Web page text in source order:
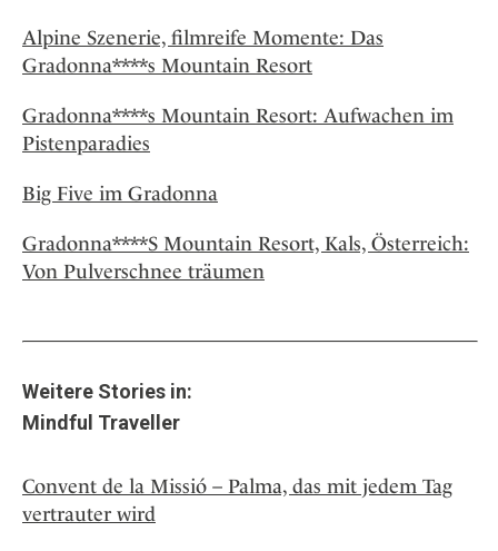
Alpine Szenerie, filmreife Momente: Das
Gradonna****s Mountain Resort
Gradonna****s Mountain Resort: Aufwachen im
Pistenparadies
Big Five im Gradonna
Gradonna****S Mountain Resort, Kals, Österreich:
Von Pulverschnee träumen
Weitere Stories in:
Mindful Traveller
Convent de la Missió – Palma, das mit jedem Tag
vertrauter wird